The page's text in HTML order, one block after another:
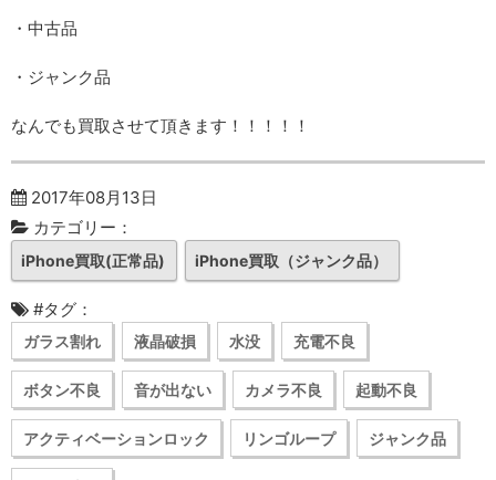
・中古品
・ジャンク品
なんでも買取させて頂きます！！！！！
2017年08月13日
カテゴリー：
iPhone買取(正常品) iPhone買取（ジャンク品）
#タグ：
ガラス割れ 液晶破損 水没 充電不良
ボタン不良 音が出ない カメラ不良 起動不良
アクティベーションロック リンゴループ ジャンク品